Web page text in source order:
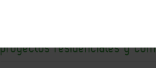
Solución compacta con
proyectos residenciales y